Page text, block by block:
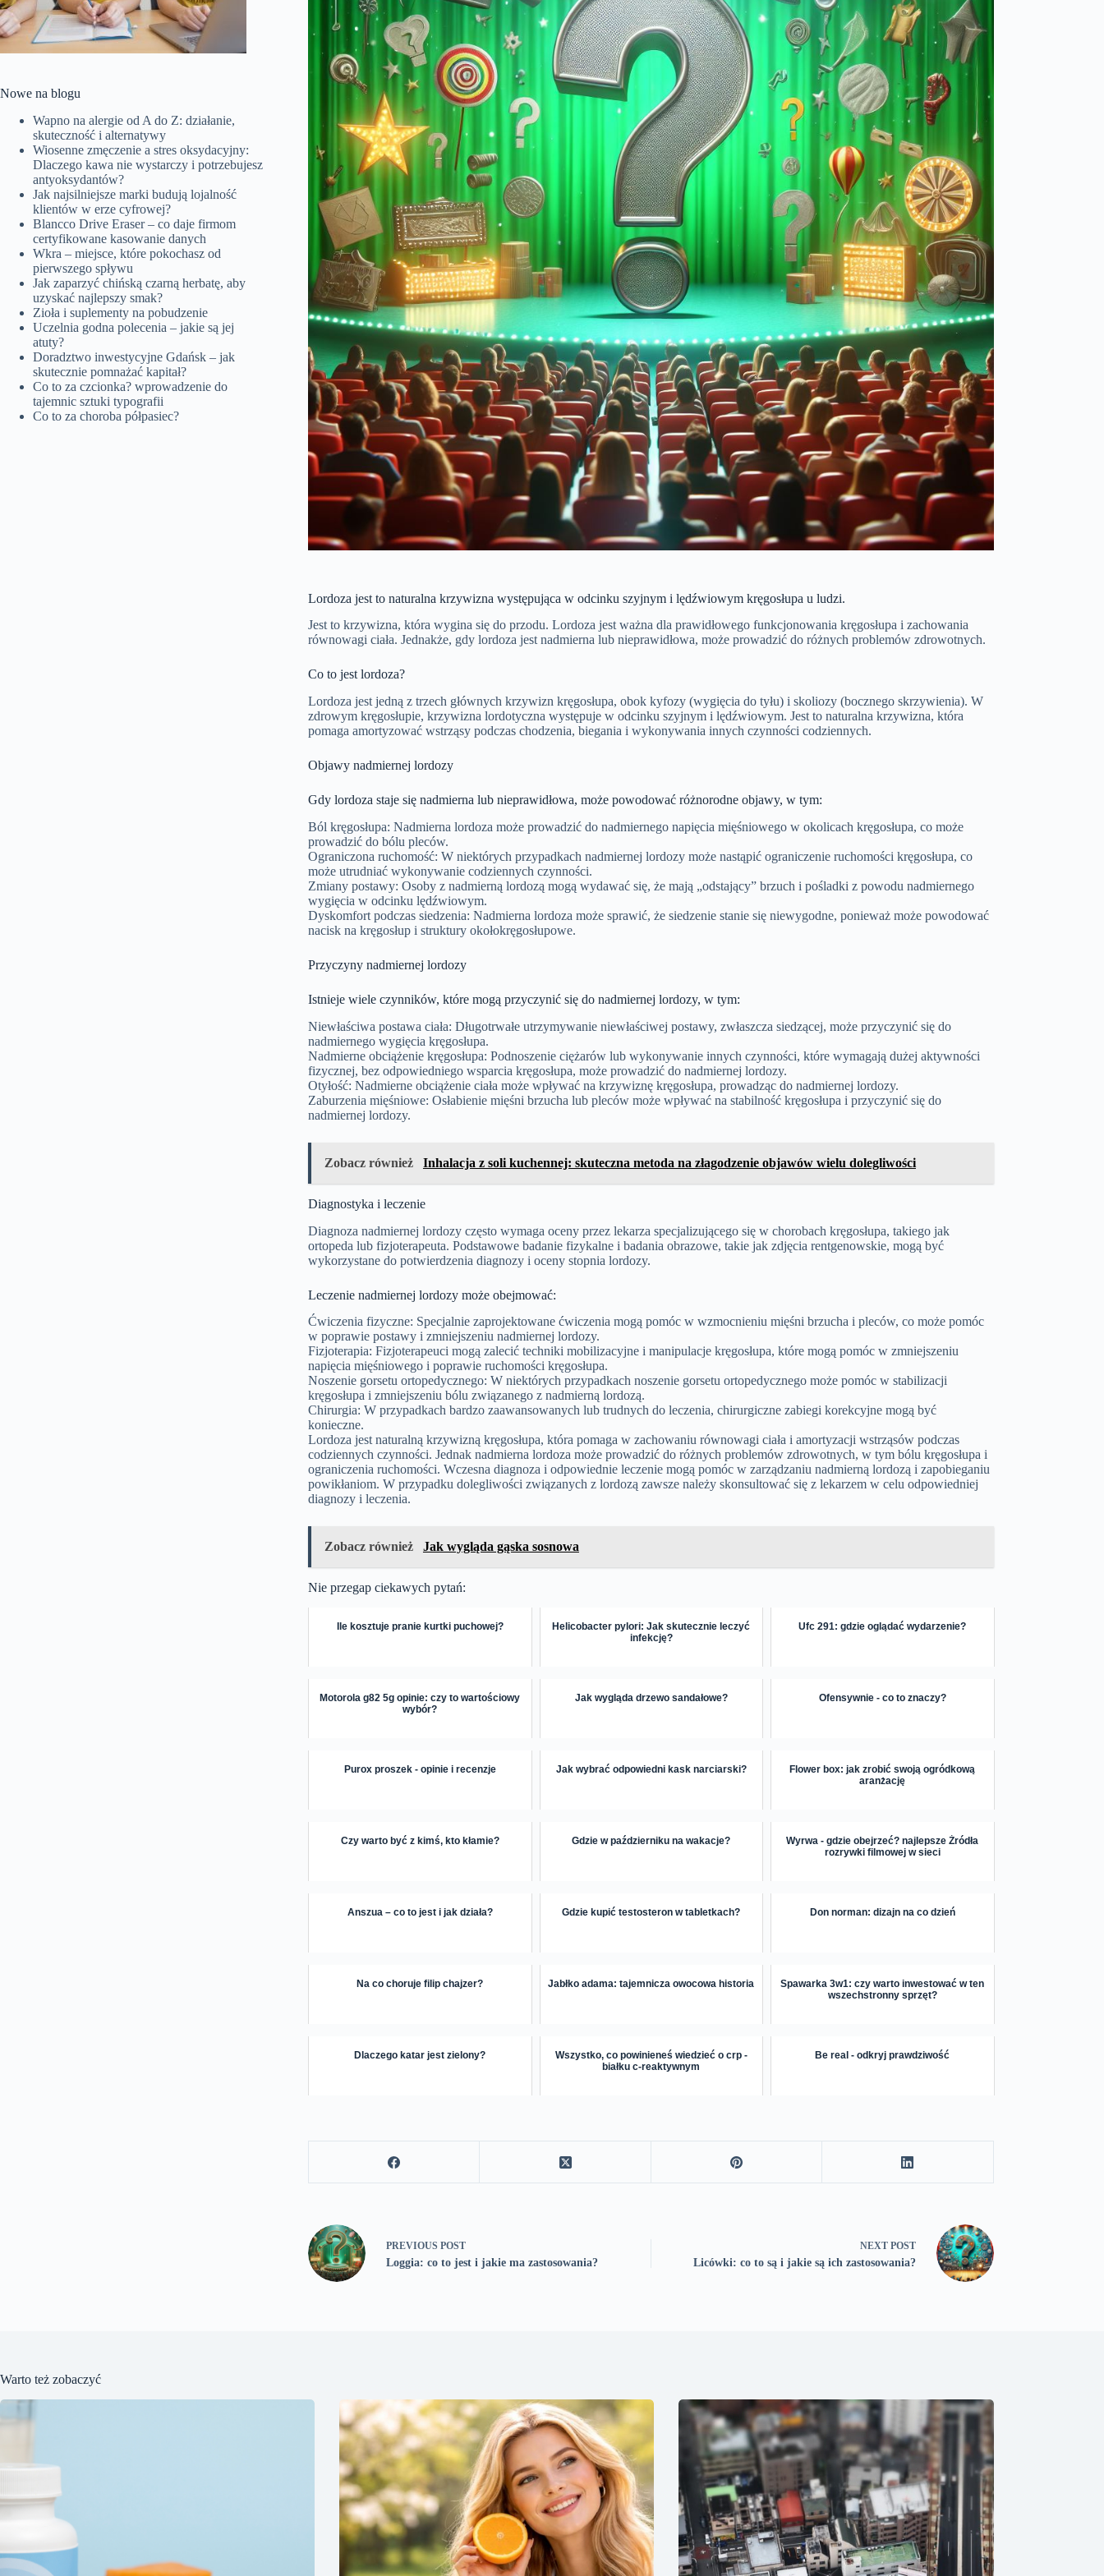
Lordoza jest to naturalna krzywizna występująca w odcinku szyjnym i lędźwiowym kręgosłupa u ludzi.
Jest to krzywizna, która wygina się do przodu. Lordoza jest ważna dla prawidłowego funkcjonowania kręgosłupa i zachowania
równowagi ciała. Jednakże, gdy lordoza jest nadmierna lub nieprawidłowa, może prowadzić do różnych problemów zdrowotnych.
Co to jest lordoza?
Lordoza jest jedną z trzech głównych krzywizn kręgosłupa, obok kyfozy (wygięcia do tyłu) i skoliozy (bocznego skrzywienia). W
zdrowym kręgosłupie, krzywizna lordotyczna występuje w odcinku szyjnym i lędźwiowym. Jest to naturalna krzywizna, która
pomaga amortyzować wstrząsy podczas chodzenia, biegania i wykonywania innych czynności codziennych.
Objawy nadmiernej lordozy
Gdy lordoza staje się nadmierna lub nieprawidłowa, może powodować różnorodne objawy, w tym:
Ból kręgosłupa: Nadmierna lordoza może prowadzić do nadmiernego napięcia mięśniowego w okolicach kręgosłupa, co może
prowadzić do bólu pleców.
Ograniczona ruchomość: W niektórych przypadkach nadmiernej lordozy może nastąpić ograniczenie ruchomości kręgosłupa, co
może utrudniać wykonywanie codziennych czynności.
Zmiany postawy: Osoby z nadmierną lordozą mogą wydawać się, że mają „odstający” brzuch i pośladki z powodu nadmiernego
wygięcia w odcinku lędźwiowym.
Dyskomfort podczas siedzenia: Nadmierna lordoza może sprawić, że siedzenie stanie się niewygodne, ponieważ może powodować
nacisk na kręgosłup i struktury okołokręgosłupowe.
Przyczyny nadmiernej lordozy
Istnieje wiele czynników, które mogą przyczynić się do nadmiernej lordozy, w tym:
Niewłaściwa postawa ciała: Długotrwałe utrzymywanie niewłaściwej postawy, zwłaszcza siedzącej, może przyczynić się do
nadmiernego wygięcia kręgosłupa.
Nadmierne obciążenie kręgosłupa: Podnoszenie ciężarów lub wykonywanie innych czynności, które wymagają dużej aktywności
fizycznej, bez odpowiedniego wsparcia kręgosłupa, może prowadzić do nadmiernej lordozy.
Otyłość: Nadmierne obciążenie ciała może wpływać na krzywiznę kręgosłupa, prowadząc do nadmiernej lordozy.
Zaburzenia mięśniowe: Osłabienie mięśni brzucha lub pleców może wpływać na stabilność kręgosłupa i przyczynić się do
nadmiernej lordozy.
Zobacz również Inhalacja z soli kuchennej: skuteczna metoda na złagodzenie objawów wielu dolegliwości
Diagnostyka i leczenie
Diagnoza nadmiernej lordozy często wymaga oceny przez lekarza specjalizującego się w chorobach kręgosłupa, takiego jak
ortopeda lub fizjoterapeuta. Podstawowe badanie fizykalne i badania obrazowe, takie jak zdjęcia rentgenowskie, mogą być
wykorzystane do potwierdzenia diagnozy i oceny stopnia lordozy.
Leczenie nadmiernej lordozy może obejmować:
Ćwiczenia fizyczne: Specjalnie zaprojektowane ćwiczenia mogą pomóc w wzmocnieniu mięśni brzucha i pleców, co może pomóc
w poprawie postawy i zmniejszeniu nadmiernej lordozy.
Fizjoterapia: Fizjoterapeuci mogą zalecić techniki mobilizacyjne i manipulacje kręgosłupa, które mogą pomóc w zmniejszeniu
napięcia mięśniowego i poprawie ruchomości kręgosłupa.
Noszenie gorsetu ortopedycznego: W niektórych przypadkach noszenie gorsetu ortopedycznego może pomóc w stabilizacji
kręgosłupa i zmniejszeniu bólu związanego z nadmierną lordozą.
Chirurgia: W przypadkach bardzo zaawansowanych lub trudnych do leczenia, chirurgiczne zabiegi korekcyjne mogą być
konieczne.
Lordoza jest naturalną krzywizną kręgosłupa, która pomaga w zachowaniu równowagi ciała i amortyzacji wstrząsów podczas
codziennych czynności. Jednak nadmierna lordoza może prowadzić do różnych problemów zdrowotnych, w tym bólu kręgosłupa i
ograniczenia ruchomości. Wczesna diagnoza i odpowiednie leczenie mogą pomóc w zarządzaniu nadmierną lordozą i zapobieganiu
powikłaniom. W przypadku dolegliwości związanych z lordozą zawsze należy skonsultować się z lekarzem w celu odpowiedniej
diagnozy i leczenia.
Zobacz również Jak wygląda gąska sosnowa
Nie przegap ciekawych pytań:
Ile kosztuje pranie kurtki puchowej?
Helicobacter pylori: Jak skutecznie leczyć
infekcję?
Ufc 291: gdzie oglądać wydarzenie?
Motorola g82 5g opinie: czy to wartościowy
wybór?
Jak wygląda drzewo sandałowe? Ofensywnie - co to znaczy?
Purox proszek - opinie i recenzje Jak wybrać odpowiedni kask narciarski?
Flower box: jak zrobić swoją ogródkową
aranżację
Czy warto być z kimś, kto kłamie? Gdzie w październiku na wakacje?
Wyrwa - gdzie obejrzeć? najlepsze Źródła
rozrywki filmowej w sieci
Anszua – co to jest i jak działa? Gdzie kupić testosteron w tabletkach? Don norman: dizajn na co dzień
Na co choruje filip chajzer? Jabłko adama: tajemnicza owocowa historia
Spawarka 3w1: czy warto inwestować w ten
wszechstronny sprzęt?
Dlaczego katar jest zielony?
Wszystko, co powinieneś wiedzieć o crp -
białku c-reaktywnym
Be real - odkryj prawdziwość
PREVIOUS POST
Loggia: co to jest i jakie ma zastosowania?
NEXT POST
Licówki: co to są i jakie są ich zastosowania?
Nowe na blogu
Wapno na alergie od A do Z: działanie,
skuteczność i alternatywy
Wiosenne zmęczenie a stres oksydacyjny:
Dlaczego kawa nie wystarczy i potrzebujesz
antyoksydantów?
Jak najsilniejsze marki budują lojalność
klientów w erze cyfrowej?
Blancco Drive Eraser – co daje firmom
certyfikowane kasowanie danych
Wkra – miejsce, które pokochasz od
pierwszego spływu
Jak zaparzyć chińską czarną herbatę, aby
uzyskać najlepszy smak?
Zioła i suplementy na pobudzenie
Uczelnia godna polecenia – jakie są jej
atuty?
Doradztwo inwestycyjne Gdańsk – jak
skutecznie pomnażać kapitał?
Co to za czcionka? wprowadzenie do
tajemnic sztuki typografii
Co to za choroba półpasiec?
Warto też zobaczyć